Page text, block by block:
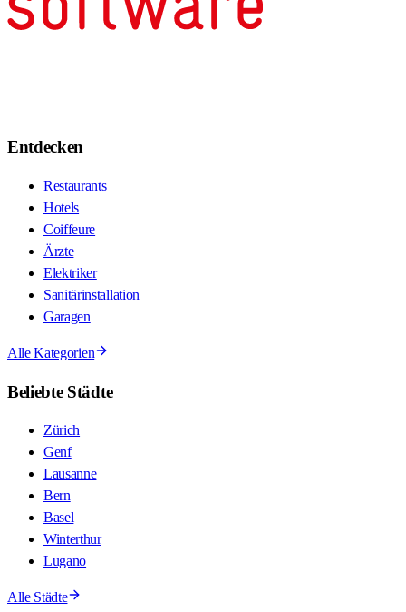
Entdecken
Restaurants
Hotels
Coiffeure
Ärzte
Elektriker
Sanitärinstallation
Garagen
Alle Kategorien
Beliebte Städte
Zürich
Genf
Lausanne
Bern
Basel
Winterthur
Lugano
Alle Städte